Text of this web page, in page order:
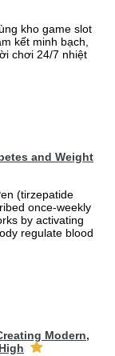
kho game slot
kết minh bạch,
chơi 24/7 nhiệt
and Weight
(tirzepatide
once-weekly
by activating
regulate blood
Modern,